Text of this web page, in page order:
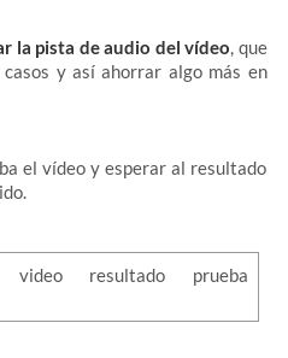
la pista de audio del vídeo, que
y así ahorrar algo más en
el vídeo y esperar al resultado